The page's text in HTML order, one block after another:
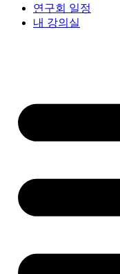
연구회 일정
내 강의실